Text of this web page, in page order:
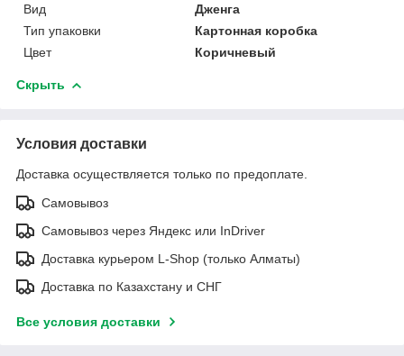
Вид
Дженга
Тип упаковки
Картонная коробка
Цвет
Коричневый
Скрыть
Условия доставки
Доставка осуществляется только по предоплате.
Самовывоз
Самовывоз через Яндекс или InDriver
Доставка курьером L-Shop (только Алматы)
Доставка по Казахстану и СНГ
Все условия доставки